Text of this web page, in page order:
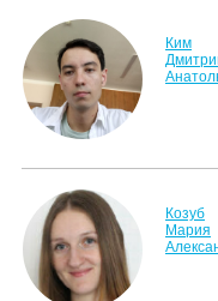
Ким
Козуб
Мария